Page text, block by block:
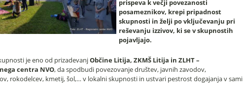
prispeva k večji povezanosti
posameznikov, krepi pripadnost
skupnosti in želji po vključevanju pri
reševanju izzivov, ki se v skupnostih
pojavljajo.
je eno od prizadevanjObčine Litija, ZKMŠ Litija in ZLHT –
centra NVO, da spodbudi povezovanje društev, javnih zavodov,
rokodelcev, kmetij, šol,… v lokalni skupnosti in ustvari pestrost dogajanja v sami